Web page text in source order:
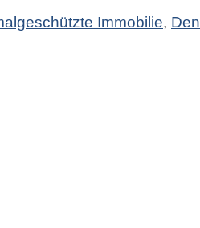
Immobilie,